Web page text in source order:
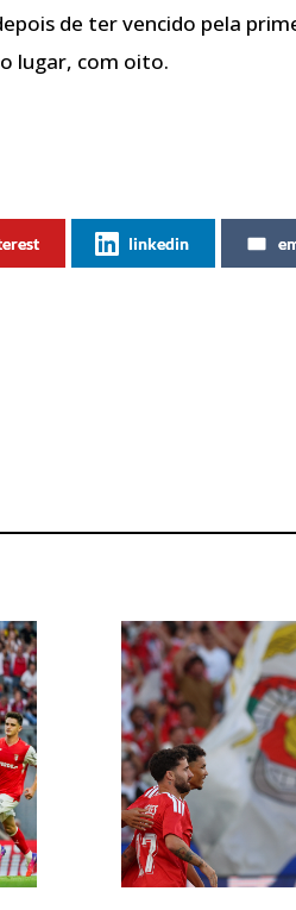
de ter vencido pela
lugar, com oito.
linkedin